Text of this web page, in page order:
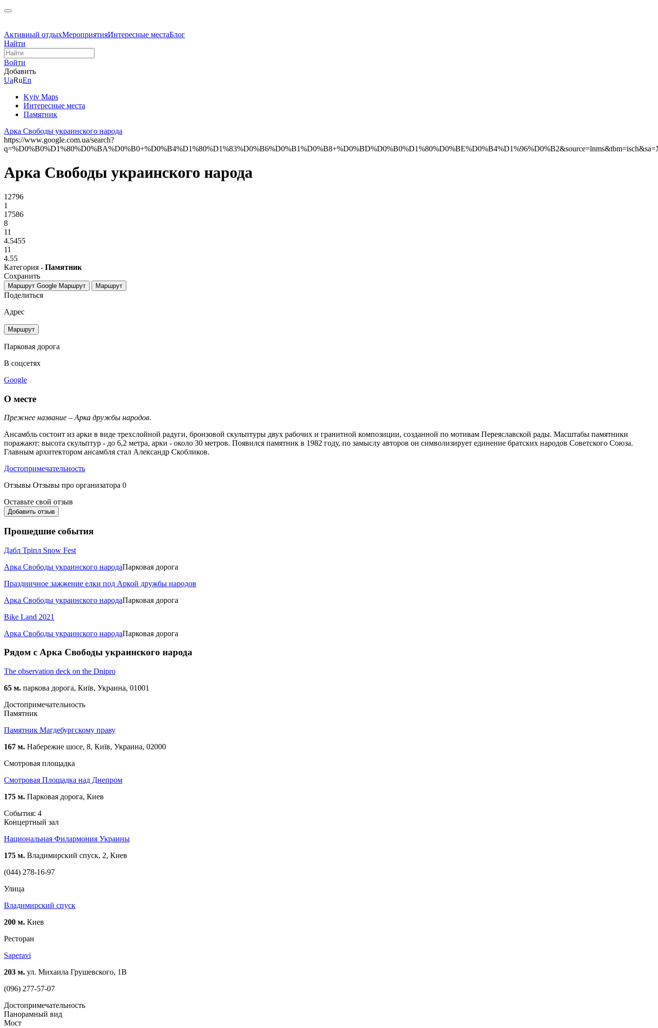
Активный отдыхМероприятияИнтересные местаБлог
Найти
Войти
Добавить
UaRuEn
Kyiv Maps
Интересные места
Памятник
Арка Свободы украинского народа
https://www.google.com.ua/search?
Арка Свободы украинского народа
12796
1
17586
8
11
4.5455
11
4.55
Категория - Памятник
Сохранить
Маршрут Google Маршрут Маршрут
Поделиться
Адрес
Маршрут
Парковая дорога
В соцсетях
Google
О месте
Прежнее название – Арка дружбы народов.
Ансамбль состоит из арки в виде трехслойной радуги, бронзовой скульптуры двух рабочих и гранитной композиции, созданной по мотивам Переяславской рады. Масштабы памятники
поражают: высота скульптур - до 6,2 метра, арки - около 30 метров. Появился памятник в 1982 году, по замыслу авторов он символизирует единение братских народов Советского Союза.
Главным архитектором ансамбля стал Александр Скобликов.
Достопримечательность
Отзывы Отзывы про организатора 0
Оставьте свой отзыв
Добавить отзыв
Прошедшие события
Дабл Тріпл Snow Fest
Арка Свободы украинского народаПарковая дорога
Праздничное зажжение елки под Аркой дружбы народов
Арка Свободы украинского народаПарковая дорога
Bike Land 2021
Арка Свободы украинского народаПарковая дорога
Рядом с Арка Свободы украинского народа
The observation deck on the Dnipro
65 м. паркова дорога, Київ, Украина, 01001
Достопримечательность
Памятник
Памятник Магдебургскому праву
167 м. Набережне шосе, 8, Київ, Украина, 02000
Смотровая площадка
Смотровая Площадка над Днепром
175 м. Парковая дорога, Киев
События: 4
Концертный зал
Национальная Филармония Украины
175 м. Владимирский спуск, 2, Киев
(044) 278-16-97
Улица
Владимирский спуск
200 м. Киев
Ресторан
Saperavi
203 м. ул. Михаила Грушевского, 1В
(096) 277-57-07
Достопримечательность
Панорамный вид
Мост